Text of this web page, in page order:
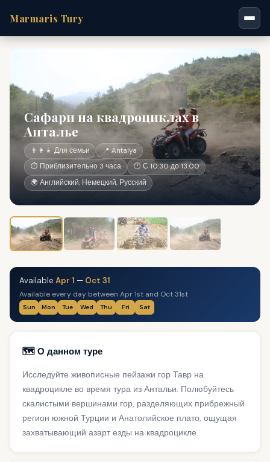
Marmaris Tury
Сафари на квадроциклах в
Анталье
👨‍👩‍👧 Для семьи
📍 Antalya
⏱ Приблизительно 3 часа
🕐 С 10:30 до 13:00
🌍 Английский, Немецкий, Русский
Available Apr 1 — Oct 31
Available every day between Apr 1st and Oct 31st
Sun Mon Tue Wed Thu Fri Sat
🗺️ О данном туре
Исследуйте живописные пейзажи гор Тавр на
квадроцикле во время тура из Антальи. Полюбуйтесь
скалистыми вершинами гор, разделяющих прибрежный
регион южной Турции и Анатолийское плато, ощущая
захватывающий азарт езды на квадроцикле.